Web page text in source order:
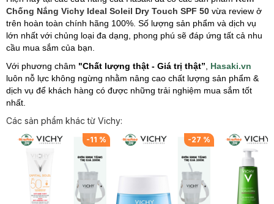
Chống Nắng Vichy Ideal Soleil Dry Touch SPF 50 vừa review ở
trên hoàn toàn chính hãng 100%. Số lượng sản phẩm và dịch vụ
lớn nhất với chủng loại đa dạng, phong phú sẽ đáp ứng tất cả nhu
cầu mua sắm của bạn.
Với phương châm "Chất lượng thật - Giá trị thật”, Hasaki.vn
luôn nỗ lực không ngừng nhằm nâng cao chất lượng sản phẩm &
dịch vụ để khách hàng có được những trải nghiệm mua sắm tốt
nhất.
Các sản phẩm khác từ Vichy:
-11 % -27 %